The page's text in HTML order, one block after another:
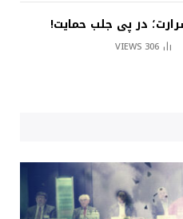
در پی جلب حمایت!
306
VIEWS